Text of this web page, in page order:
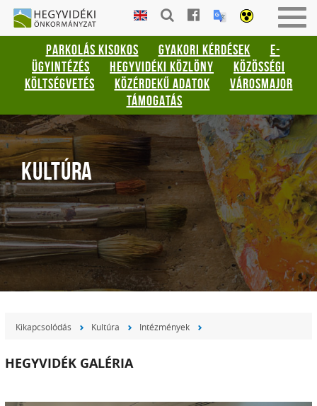
Gyorsbillentyűk
listája
Keresés:
"S"
Bejelentkezés:
HEGYVIDÉKI
ÖNKORMÁNYZAT
PARKOLÁS KISOKOS GYAKORI KÉRDÉSEK
E-
ÜGYINTÉZÉS
HEGYVIDÉKI KÖZLÖNY
KÖZÖSSÉGI
KÖLTSÉGVETÉS
KÖZÉRDEKŰ ADATOK
VÁROSMAJOR
TÁMOGATÁS
KULTÚRA
Kikapcsolódás Kultúra Intézmények
HEGYVIDÉK GALÉRIA